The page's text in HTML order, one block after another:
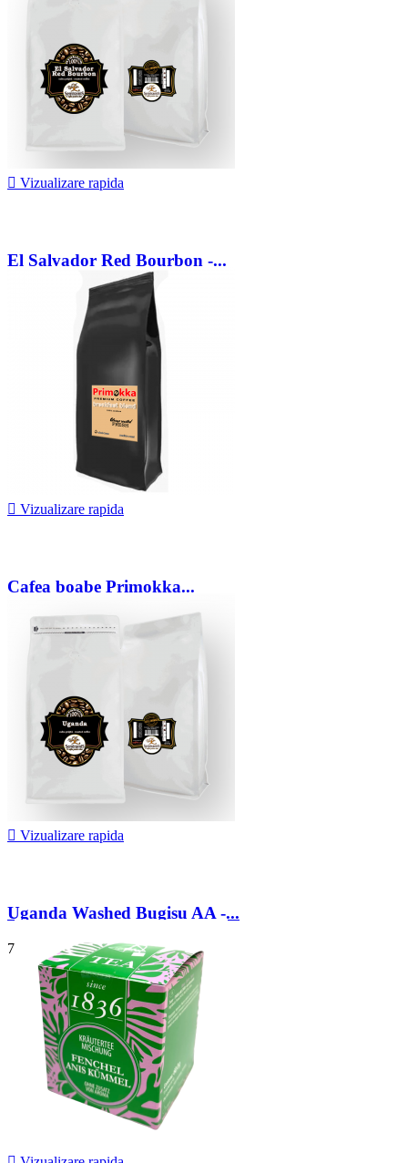
 Vizualizare rapida
El Salvador Red Bourbon -...
 Vizualizare rapida
Cafea boabe Primokka...
 Vizualizare rapida
Uganda Washed Bugisu AA -...
71,25 lei